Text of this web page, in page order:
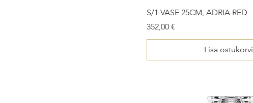
S/1 VASE 25CM, ADRIA RED
Price
352,00 €
Lisa ostukorvi